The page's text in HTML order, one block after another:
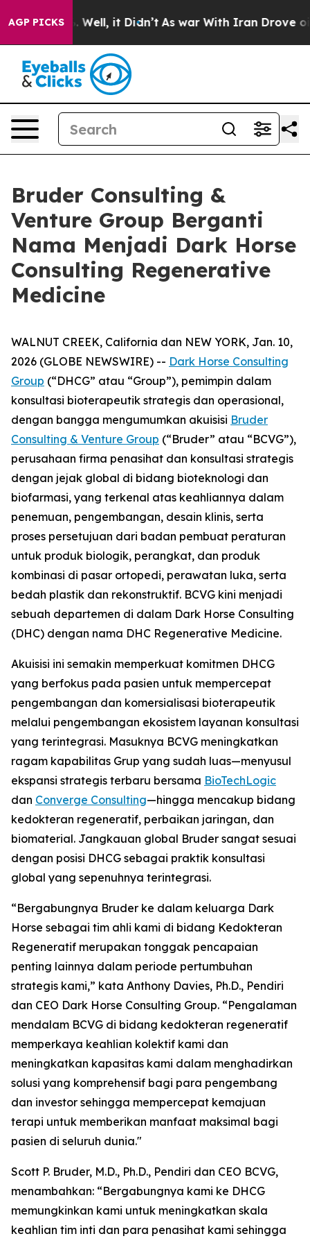
AGP PICKS
40%. Well, it Didn’t As war With Iran Drove oil
Bruder Consulting &
Venture Group Berganti
Nama Menjadi Dark Horse
Consulting Regenerative
Medicine
WALNUT CREEK, California dan NEW YORK, Jan. 10,
2026 (GLOBE NEWSWIRE) -- Dark Horse Consulting
Group (“DHCG” atau “Group”), pemimpin dalam
konsultasi bioterapeutik strategis dan operasional,
dengan bangga mengumumkan akuisisi Bruder
Consulting & Venture Group (“Bruder” atau “BCVG”),
perusahaan firma penasihat dan konsultasi strategis
dengan jejak global di bidang bioteknologi dan
biofarmasi, yang terkenal atas keahliannya dalam
penemuan, pengembangan, desain klinis, serta
proses persetujuan dari badan pembuat peraturan
untuk produk biologik, perangkat, dan produk
kombinasi di pasar ortopedi, perawatan luka, serta
bedah plastik dan rekonstruktif. BCVG kini menjadi
sebuah departemen di dalam Dark Horse Consulting
(DHC) dengan nama DHC Regenerative Medicine.
Akuisisi ini semakin memperkuat komitmen DHCG
yang berfokus pada pasien untuk mempercepat
pengembangan dan komersialisasi bioterapeutik
melalui pengembangan ekosistem layanan konsultasi
yang terintegrasi. Masuknya BCVG meningkatkan
ragam kapabilitas Grup yang sudah luas—menyusul
ekspansi strategis terbaru bersama BioTechLogic
dan Converge Consulting—hingga mencakup bidang
kedokteran regeneratif, perbaikan jaringan, dan
biomaterial. Jangkauan global Bruder sangat sesuai
dengan posisi DHCG sebagai praktik konsultasi
global yang sepenuhnya terintegrasi.
“Bergabungnya Bruder ke dalam keluarga Dark
Horse sebagai tim ahli kami di bidang Kedokteran
Regeneratif merupakan tonggak pencapaian
penting lainnya dalam periode pertumbuhan
strategis kami,” kata Anthony Davies, Ph.D., Pendiri
dan CEO Dark Horse Consulting Group. “Pengalaman
mendalam BCVG di bidang kedokteran regeneratif
memperkaya keahlian kolektif kami dan
meningkatkan kapasitas kami dalam menghadirkan
solusi yang komprehensif bagi para pengembang
dan investor sehingga mempercepat kemajuan
terapi untuk memberikan manfaat maksimal bagi
pasien di seluruh dunia."
Scott P. Bruder, M.D., Ph.D., Pendiri dan CEO BCVG,
menambahkan: “Bergabungnya kami ke DHCG
memungkinkan kami untuk meningkatkan skala
keahlian tim inti dan para penasihat kami sehingga